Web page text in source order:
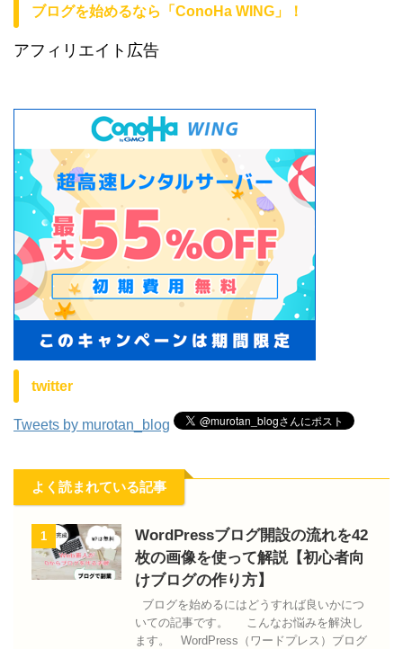
ブログを始めるなら「ConoHa WING」！
アフィリエイト広告
twitter
Tweets by murotan_blog
よく読まれている記事
1
WordPressブログ開設の流れを42
枚の画像を使って解説【初心者向
けブログの作り方】
ブログを始めるにはどうすれば良いかにつ
いての記事です。 こんなお悩みを解決し
ます。 WordPress（ワードプレス）ブログ